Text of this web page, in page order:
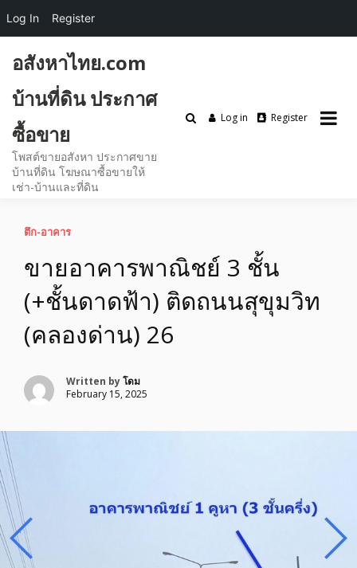
content
อสังหาไทย.com
บ้านที่ดิน ประกาศ
ซื้อขาย
โพสต์ขายอสังหา ประกาศขาย
บ้านที่ดิน โฆษณาซื้อขายให้
เช่า-บ้านและที่ดิน
Log in Register
ตึก-อาคาร
ขายอาคารพาณิชย์ 3 ชั้น
(+ชั้นดาดฟ้า) ติดถนนสุขุมวิท
(คลองด่าน) 26
Written byโดม
February 15, 2025
Log In Register